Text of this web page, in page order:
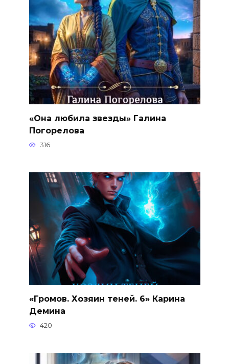
«Она любила звезды» Галина
Погорелова
316
«Громов. Хозяин теней. 6» Карина
Демина
420